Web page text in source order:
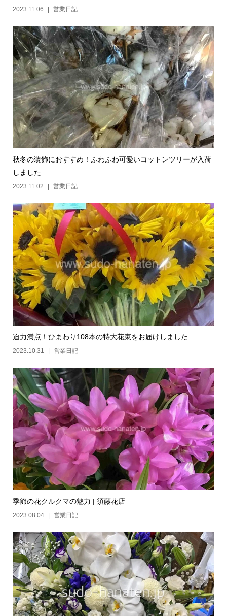
2023.11.06 営業日記
秋冬の装飾におすすめ！ふわふわ可愛いコットンツリーが入荷
しました
2023.11.02 営業日記
迫力満点！ひまわり108本の特大花束をお届けしました
2023.10.31 営業日記
季節の花クルクマの魅力 | 須藤花店
2023.08.04 営業日記